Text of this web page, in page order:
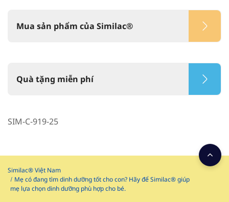
Mua sản phẩm của Similac®
Quà tặng miễn phí
SIM-C-919-25
Similac® Việt Nam
Mẹ có đang tìm dinh dưỡng tốt cho con? Hãy để Similac® giúp
mẹ lựa chọn dinh dưỡng phù hợp cho bé.